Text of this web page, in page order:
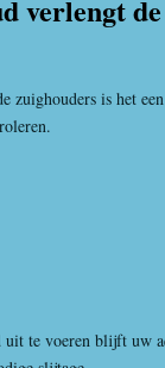
verlengt
zuighouders is het
uit te voeren blijft uw